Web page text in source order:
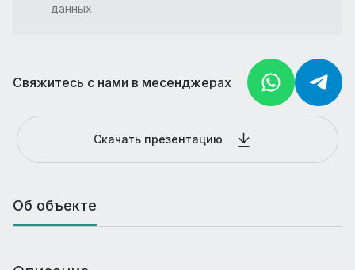
данных
Свяжитесь с нами в месенджерах
Скачать презентацию
Об объекте